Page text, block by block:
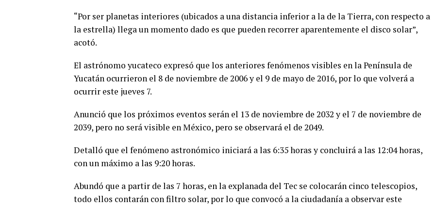
“Por ser planetas interiores (ubicados a una distancia inferior a la de la Tierra, con respecto a
la estrella) llega un momento dado es que pueden recorrer aparentemente el disco solar”,
acotó.
El astrónomo yucateco expresó que los anteriores fenómenos visibles en la Península de
Yucatán ocurrieron el 8 de noviembre de 2006 y el 9 de mayo de 2016, por lo que volverá a
ocurrir este jueves 7.
Anunció que los próximos eventos serán el 13 de noviembre de 2032 y el 7 de noviembre de
2039, pero no será visible en México, pero se observará el de 2049.
Detalló que el fenómeno astronómico iniciará a las 6:35 horas y concluirá a las 12:04 horas,
con un máximo a las 9:20 horas.
Abundó que a partir de las 7 horas, en la explanada del Tec se colocarán cinco telescopios,
todo ellos contarán con filtro solar, por lo que convocó a la ciudadanía a observar este